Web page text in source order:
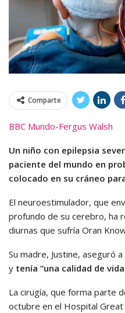
Comparte
BBC Mundo-Fergus Walsh
Un niño con epilepsia
paciente del mundo en
colocado en su cráneo
El neuroestimulador, que
profundo de su cerebro, ha
diurnas que sufría Oran
Su madre, Justine, aseguró
y tenía “una calidad de
La cirugía, que forma parte
octubre en el Hospital